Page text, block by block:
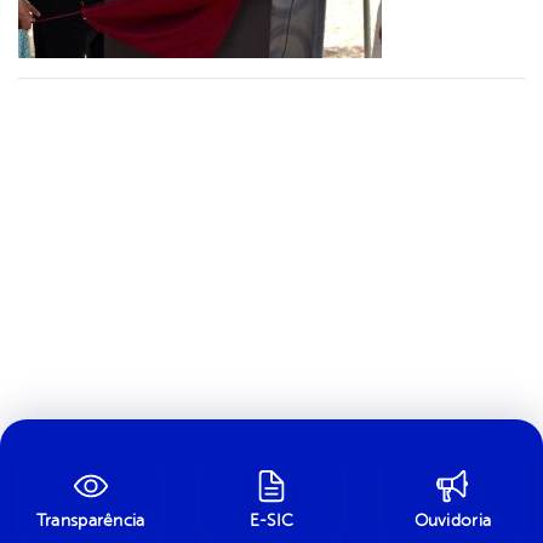
Transparência E-SIC Ouvidoria